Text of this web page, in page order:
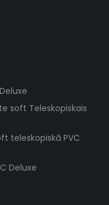
soft Teleskopiskais
teleskopiskā PVC
Deluxe